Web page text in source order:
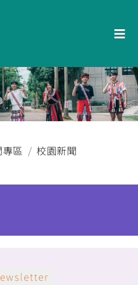
區
校園新聞